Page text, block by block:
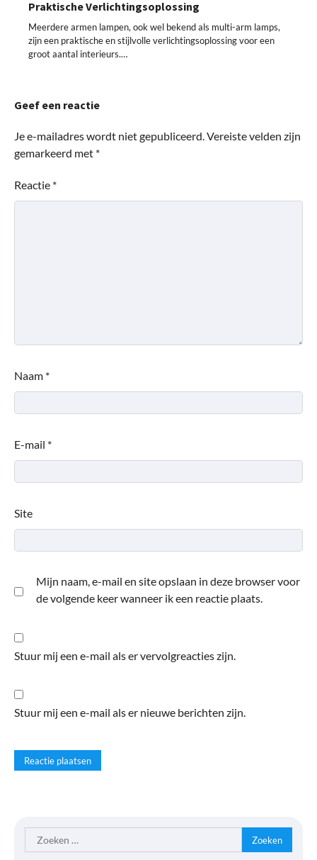
Praktische Verlichtingsoplossing
Meerdere armen lampen, ook wel bekend als multi-arm lamps,
zijn een praktische en stijlvolle verlichtingsoplossing voor een
groot aantal interieurs.…
Geef een reactie
Je e-mailadres wordt niet gepubliceerd.Vereiste velden zijn
gemarkeerd met *
Reactie *
Naam *
E-mail *
Site
Mijn naam, e-mail en site opslaan in deze browser voor
de volgende keer wanneer ik een reactie plaats.
Stuur mij een e-mail als er vervolgreacties zijn.
Stuur mij een e-mail als er nieuwe berichten zijn.
Zoeken
naar: